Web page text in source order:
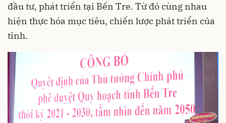
đầu tư, phát triển tại Bến Tre. Từ đó cùng nhau
hiện thực hóa mục tiêu, chiến lược phát triển của
tỉnh.